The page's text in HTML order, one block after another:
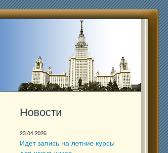
Новости
23.04.2026
Идет запись на летние курсы